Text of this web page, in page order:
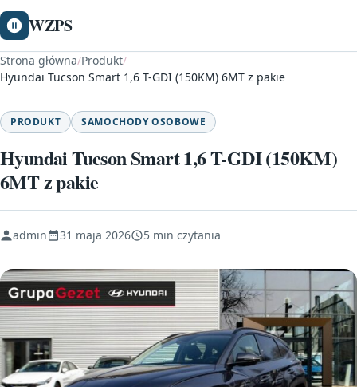
WZPS
Strona główna/Produkt/
Hyundai Tucson Smart 1,6 T-GDI (150KM) 6MT z pakie
PRODUKT SAMOCHODY OSOBOWE
Hyundai Tucson Smart 1,6 T-GDI (150KM)
6MT z pakie
admin 31 maja 2026 5 min czytania